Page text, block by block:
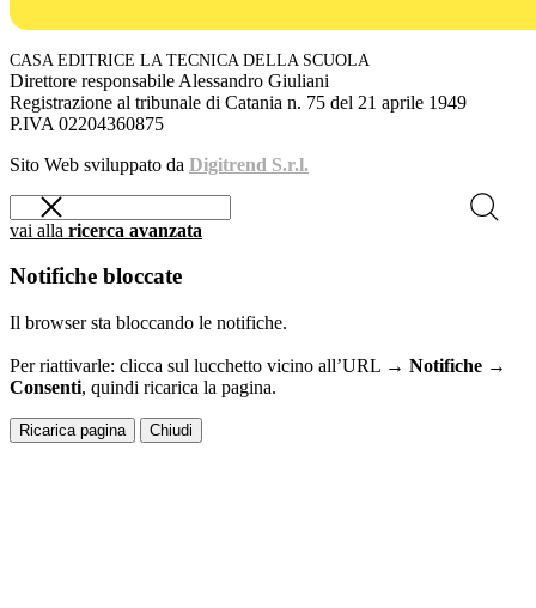
CASA EDITRICE LA TECNICA DELLA SCUOLA
Direttore responsabile Alessandro Giuliani
Registrazione al tribunale di Catania n. 75 del 21 aprile 1949
P.IVA 02204360875
Sito Web sviluppato da Digitrend S.r.l.
vai alla ricerca avanzata
Notifiche bloccate
Il browser sta bloccando le notifiche.
Per riattivarle: clicca sul lucchetto vicino all’URL → Notifiche →
Consenti, quindi ricarica la pagina.
Ricarica pagina Chiudi